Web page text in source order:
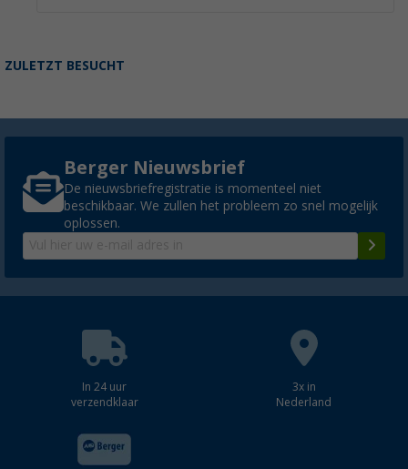
ZULETZT BESUCHT
Berger Nieuwsbrief
De nieuwsbriefregistratie is momenteel niet
beschikbaar. We zullen het probleem zo snel mogelijk
oplossen.
In 24 uur
verzendklaar
3x in
Nederland